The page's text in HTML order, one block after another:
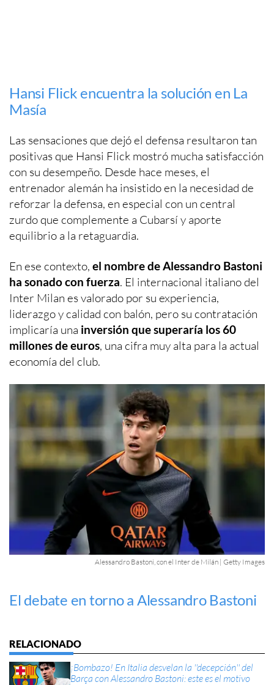
Hansi Flick encuentra la solución en La
Masía
Las sensaciones que dejó el defensa resultaron tan
positivas que Hansi Flick mostró mucha satisfacción
con su desempeño. Desde hace meses, el
entrenador alemán ha insistido en la necesidad de
reforzar la defensa, en especial con un central
zurdo que complemente a Cubarsí y aporte
equilibrio a la retaguardia.
En ese contexto, el nombre de Alessandro Bastoni
ha sonado con fuerza. El internacional italiano del
Inter Milan es valorado por su experiencia,
liderazgo y calidad con balón, pero su contratación
implicaría una inversión que superaría los 60
millones de euros, una cifra muy alta para la actual
economía del club.
Alessandro Bastoni, con el Inter de Milán | Getty Images
El debate en torno a Alessandro Bastoni
¡Bombazo! En Italia desvelan la ''decepción'' del
Barça con Alessandro Bastoni: este es el motivo